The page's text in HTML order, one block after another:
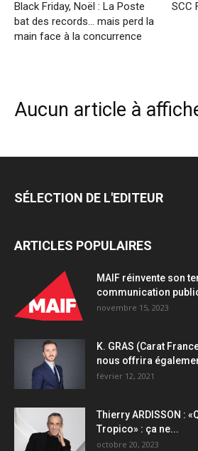
Black Friday, Noël : La Poste
bat des records… mais perd la
main face à la concurrence
SCC
Aucun article à
SÉLECTION DE L'EDITEUR
ARTICLES POPULAIRES
MAIF réinvente son
communication
novembre 15, 2023
K. GRAS (Carat
nous offrira
février 12, 2021
Thierry ARDISSON :
Tropico» : ça ne...
octobre 20, 2023